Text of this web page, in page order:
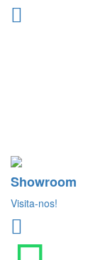
Showroom
Visita-nos!